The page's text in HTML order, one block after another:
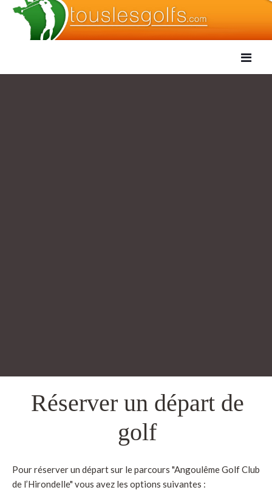
Réserver un départ de
golf
Pour réserver un départ sur le parcours "Angoulême Golf Club
de l’Hirondelle" vous avez les options suivantes :